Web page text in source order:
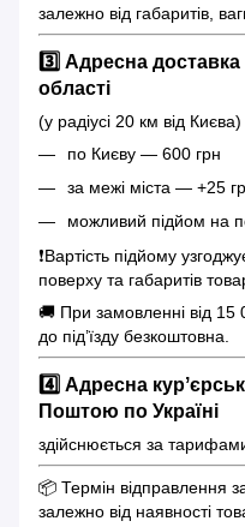
залежно від габаритів,
3️⃣ Адресна доставка
області
(у радіусі 20 км від Києва)
по Києву — 600 грн
за межі міста — +25
можливий підйом на
❗️Вартість підйому
поверху та габаритів
🚚 При замовленні від
до під’їзду безкоштовна.
4️⃣ Адресна
Поштою по Україні
здійснюється за
📦 Термін відправлення
залежно від наявності